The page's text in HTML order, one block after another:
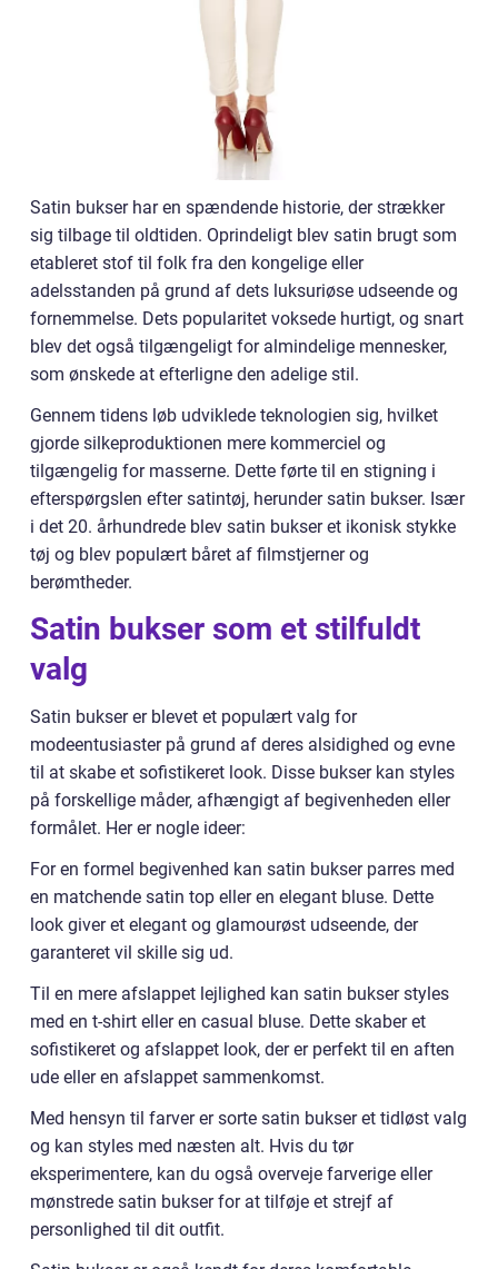
Satin bukser har en spændende historie, der strækker
sig tilbage til oldtiden. Oprindeligt blev satin brugt som
etableret stof til folk fra den kongelige eller
adelsstanden på grund af dets luksuriøse udseende og
fornemmelse. Dets popularitet voksede hurtigt, og snart
blev det også tilgængeligt for almindelige mennesker,
som ønskede at efterligne den adelige stil.
Gennem tidens løb udviklede teknologien sig, hvilket
gjorde silkeproduktionen mere kommerciel og
tilgængelig for masserne. Dette førte til en stigning i
efterspørgslen efter satintøj, herunder satin bukser. Især
i det 20. århundrede blev satin bukser et ikonisk stykke
tøj og blev populært båret af filmstjerner og
berømtheder.
Satin bukser som et stilfuldt
valg
Satin bukser er blevet et populært valg for
modeentusiaster på grund af deres alsidighed og evne
til at skabe et sofistikeret look. Disse bukser kan styles
på forskellige måder, afhængigt af begivenheden eller
formålet. Her er nogle ideer:
For en formel begivenhed kan satin bukser parres med
en matchende satin top eller en elegant bluse. Dette
look giver et elegant og glamourøst udseende, der
garanteret vil skille sig ud.
Til en mere afslappet lejlighed kan satin bukser styles
med en t-shirt eller en casual bluse. Dette skaber et
sofistikeret og afslappet look, der er perfekt til en aften
ude eller en afslappet sammenkomst.
Med hensyn til farver er sorte satin bukser et tidløst valg
og kan styles med næsten alt. Hvis du tør
eksperimentere, kan du også overveje farverige eller
mønstrede satin bukser for at tilføje et strejf af
personlighed til dit outfit.